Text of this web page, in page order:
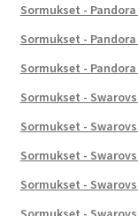
Sormukset -
Sormukset -
Sormukset -
Sormukset -
Sormukset -
Sormukset -
Sormukset -